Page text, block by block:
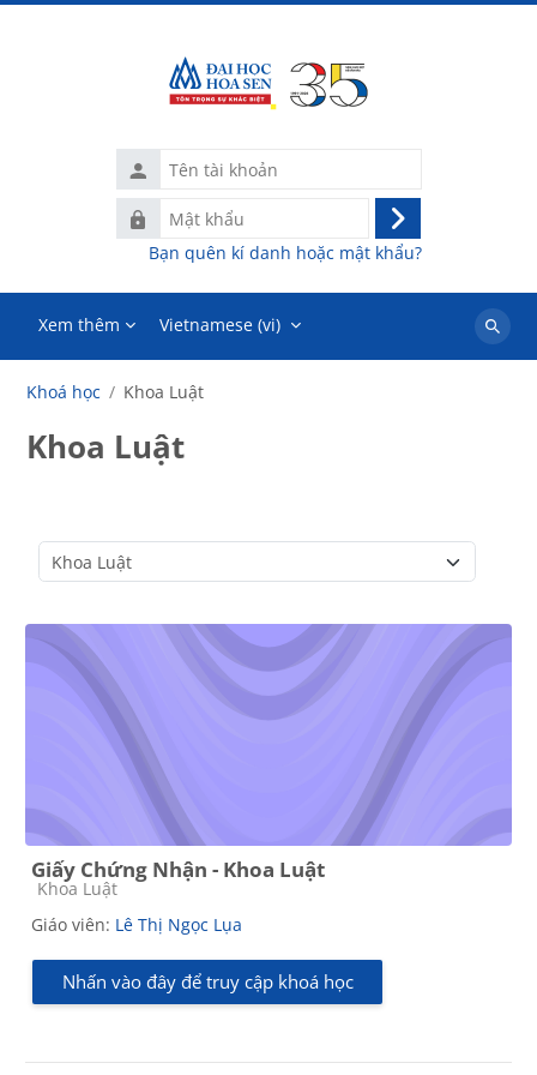
Tên
tài
khoản
Mật
khẩu
Đăng
nhập
Bạn quên kí danh hoặc mật khẩu?
Xem thêm Vietnamese ‎(vi)‎
Tìm
Khoá học Khoa Luật
Khoa Luật
Giấy Chứng Nhận - Khoa Luật
Các loại khóa học
Khoa Luật
Giáo viên: Lê Thị Ngọc Lụa
Nhấn vào đây để truy cập khoá học